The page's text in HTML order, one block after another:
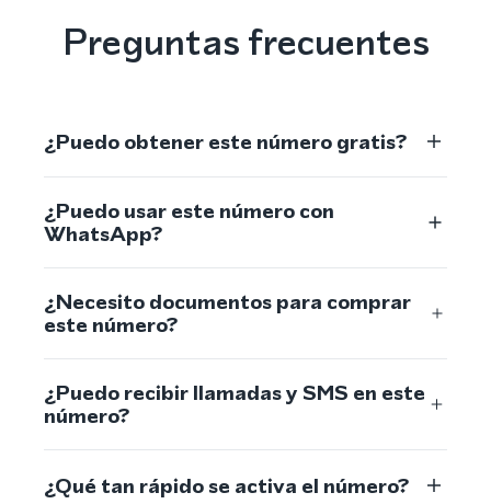
Preguntas frecuentes
¿Puedo obtener este número gratis?
¿Puedo usar este número con
WhatsApp?
¿Necesito documentos para comprar
este número?
¿Puedo recibir llamadas y SMS en este
número?
¿Qué tan rápido se activa el número?